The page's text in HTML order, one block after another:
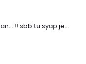
!! sbb tu syap je...